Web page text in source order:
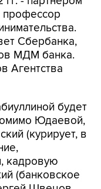
Сбербанка,
МДМ банка.
Агентства
будет
(курирует, в
кадровую
(банковское
Швецов